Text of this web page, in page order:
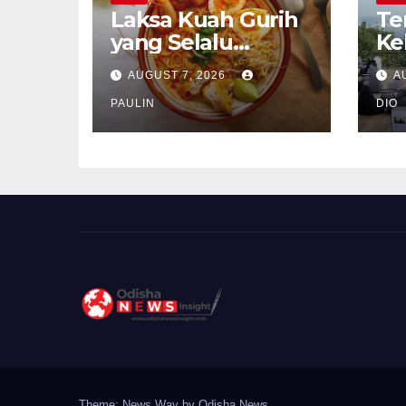
Laksa Kuah Gurih
yang Selalu
Dirindukan
AUGUST 7, 2026
PAULIN DIO